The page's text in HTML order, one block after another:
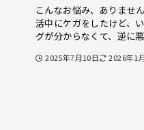
こんなお悩み、ありませ
活中にケガをしたけど、
グが分からなくて、逆に
2025年7月10日 2026年1